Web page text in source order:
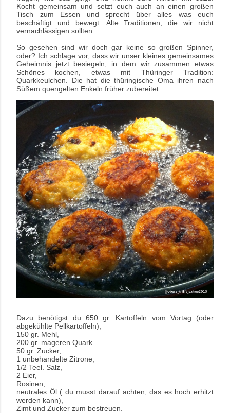
Kocht gemeinsam und setzt euch auch an einen großen
Tisch zum Essen und sprecht über alles was euch
beschäftigt und bewegt. Alte Traditionen, die wir nicht
vernachlässigen sollten.
So gesehen sind wir doch gar keine so großen Spinner,
oder? Ich schlage vor, dass wir unser kleines gemeinsames
Geheimnis jetzt besiegeln, in dem wir zusammen etwas
Schönes kochen, etwas mit Thüringer Tradition:
Quarkkeulchen.
Die hat die thüringische Oma ihren nach
Süßem quengelten Enkeln früher zubereitet.
Dazu benötigst du 650 gr. Kartoffeln vom Vortag (oder
abgekühlte Pellkartoffeln),
150 gr. Mehl,
200 gr. mageren Quark
50 gr. Zucker,
1 unbehandelte Zitrone,
1/2 Teel. Salz,
2 Eier,
Rosinen,
neutrales Öl ( du musst darauf achten, das es hoch erhitzt
werden kann),
Zimt und Zucker zum bestreuen.